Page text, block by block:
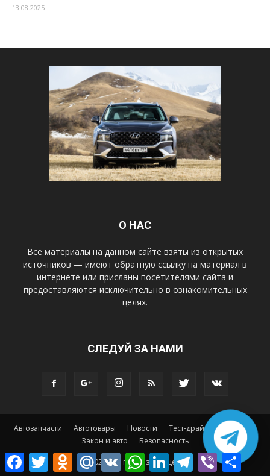
13.08.2025
О НАС
Все материалы на данном сайте взяты из открытых
источников — имеют обратную ссылку на материал в
интернете или присланы посетителями сайта и
предоставляются исключительно в ознакомительных
целях.
СЛЕДУЙ ЗА НАМИ
Автозапчасти Автотовары Новости Тест-драйв
Тюнинг
Закон и авто
Безопасность
© 2025 Все права защищены.
FacebookTwitter Odnoklassniki
Mail.Ru VK WhatsAppLinkedInTelegramViber